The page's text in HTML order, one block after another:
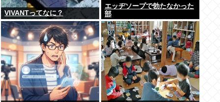
VIVANTってなに？
エッヂソープで勃たなかった
部